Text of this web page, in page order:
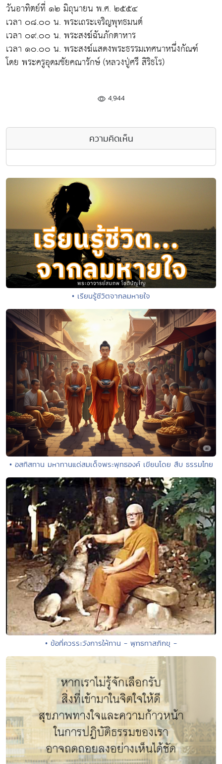
วันอาทิตย์ที่ ๑๒ มิถุนายน พ.ศ. ๒๕๕๔
เวลา ๐๘.๐๐ น. พระเถระเจริญพุทธมนต์
เวลา ๐๙.๐๐ น. พระสงฆ์ฉันภักตาหาร
เวลา ๑๐.๐๐ น. พระสงฆ์แสดงพระธรรมเทศนาหนึ่งกัณฑ์
โดย พระครูอุดมชัยคณารักษ์ (หลวงปู่ศรี สิริธโร)
4,944
ความคิดเห็น
• เรียนรู้ชีวิตจากลมหายใจ
• อสทิสทาน มหาทานแด่สมเด็จพระพุทธองค์ เขียนโดย สืบ ธรรมไทย
• ข้อที่ควรระวังการให้ทาน - พุทธทาสภิกขุ -